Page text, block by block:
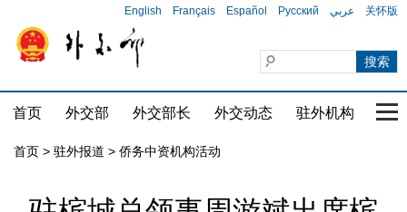
English Français Español Русский عربي 关怀版
首页 外交部 外交部长 外交动态 驻外机构 国
首页 > 驻外报道 > 侨务中资机构活动